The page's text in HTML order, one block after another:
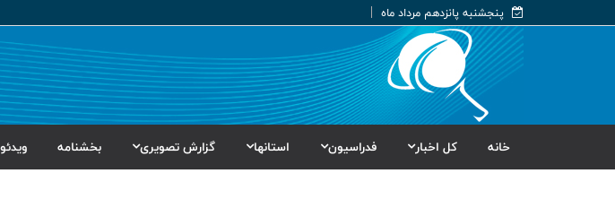
پنجشنبه پانزدهم مرداد ماه
خانه کل اخبار فدراسیون استانها گزارش تصویری بخشنامه ویدئو